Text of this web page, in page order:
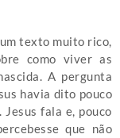
texto muito rico,
como viver as
A pergunta
havia dito pouco
fala e, pouco
que não